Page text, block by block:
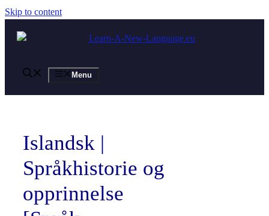
Skip to content
Menu
Islandsk |
Språkhistorie og
opprinnelse